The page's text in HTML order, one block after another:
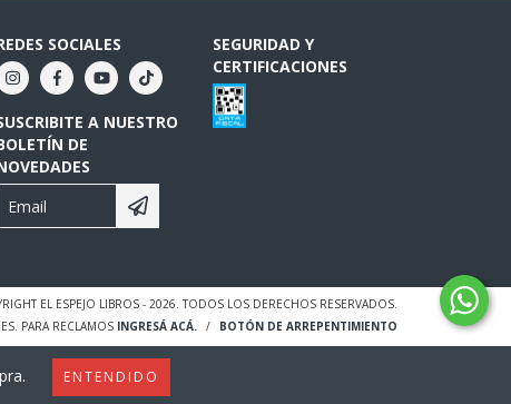
ENTENDIDO
SOCIALES
A NUESTRO
DE
SEGURIDAD Y
CERTIFICACIONES
EL ESPEJO LIBROS - 2026. TODOS LOS DERECHOS RESERVADOS.
PARA RECLAMOS INGRESÁ ACÁ. / BOTÓN DE ARREPENTIMIENTO